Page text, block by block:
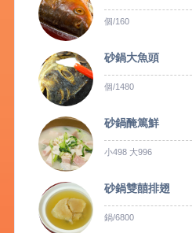
個/160
砂鍋大魚頭
個/1480
砂鍋醃篤鮮
小498 大996
砂鍋雙囍排翅
鍋/6800